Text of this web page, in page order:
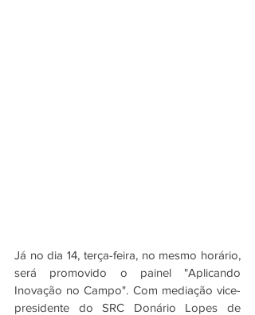
Já no dia 14, terça-feira, no mesmo horário,
será promovido o painel "Aplicando
Inovação no Campo". Com mediação vice-
presidente do SRC Donário Lopes de